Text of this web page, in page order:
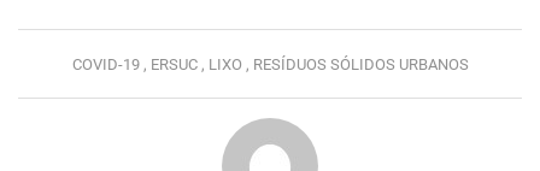
COVID-19 , ERSUC , LIXO , RESÍDUOS SÓLIDOS URBANOS